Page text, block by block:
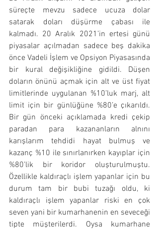
süreçte mevzu sadece ucuza dolar
satarak doları düşürme çabası ile
kalmadı. 20 Aralık 2021’in ertesi günü
piyasalar açılmadan sadece beş dakika
önce Vadeli İşlem ve Opsiyon Piyasasında
bir kural değişikliğine gidildi. Düşen
doların önünü açmak için alt ve üst fiyat
limitlerinde uygulanan %10’luk marj, alt
limit için bir günlüğüne %80’e çıkarıldı.
Bir gün önceki açıklamada kredi çekip
paradan para kazananların alnını
karışlarım tehdidi hayat bulmuş ve
kazanç %10 ile sınırlanırken kayıplar için
%80’lik bir koridor oluşturulmuştu.
Özellikle kaldıraçlı işlem yapanlar için bu
durum tam bir bubi tuzağı oldu, ki
kaldıraçlı işlem yapanlar riski en çok
seven yani bir kumarhanenin en seveceği
tipte müşterilerdi. Oysa kumarhane